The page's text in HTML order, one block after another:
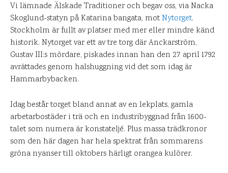
Vi lämnade Älskade Traditioner och begav oss, via Nacka
Skoglund-statyn på Katarina bangata, motNytorget.
Stockholm är fullt av platser med mer eller mindre känd
historik. Nytorget var ett av tre torg där Anckarström,
Gustav III:s mördare, piskades innan han den 27 april 1792
avrättades genom halshuggning vid det som idag är
Hammarbybacken.
Idag består torget bland annat av en lekplats, gamla
arbetarbostäder i trä och en industribyggnad från 1600-
talet som numera är konstateljé. Plus massa trädkronor
som den här dagen har hela spektrat från sommarens
gröna nyanser till oktobers härligt orangea kulörer.